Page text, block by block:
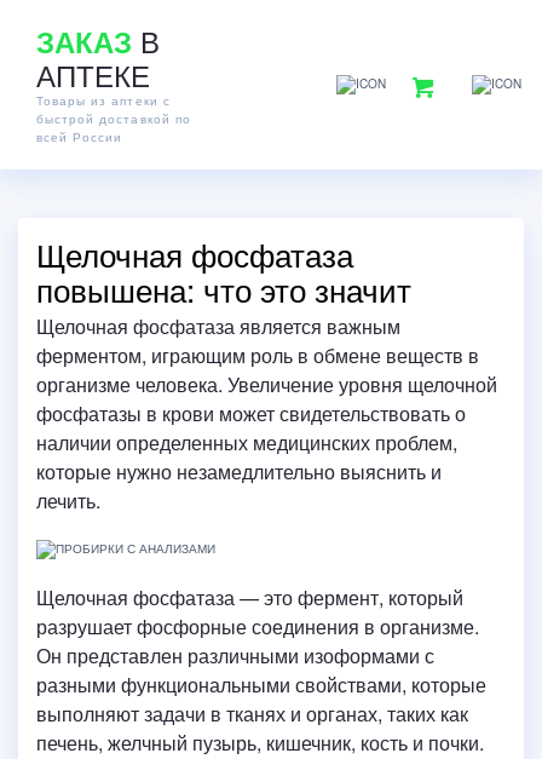
ЗАКАЗ В
АПТЕКЕ
Товары из аптеки с
быстрой доставкой по
всей России
Щелочная фосфатаза
повышена: что это значит
Щелочная фосфатаза является важным
ферментом, играющим роль в обмене веществ в
организме человека. Увеличение уровня щелочной
фосфатазы в крови может свидетельствовать о
наличии определенных медицинских проблем,
которые нужно незамедлительно выяснить и
лечить.
Щелочная фосфатаза — это фермент, который
разрушает фосфорные соединения в организме.
Он представлен различными изоформами с
разными функциональными свойствами, которые
выполняют задачи в тканях и органах, таких как
печень, желчный пузырь, кишечник, кость и почки.